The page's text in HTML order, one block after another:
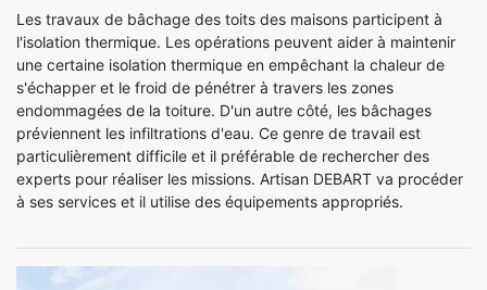
Les travaux de bâchage des toits des maisons participent à
l'isolation thermique. Les opérations peuvent aider à maintenir
une certaine isolation thermique en empêchant la chaleur de
s'échapper et le froid de pénétrer à travers les zones
endommagées de la toiture. D'un autre côté, les bâchages
préviennent les infiltrations d'eau. Ce genre de travail est
particulièrement difficile et il préférable de rechercher des
experts pour réaliser les missions. Artisan DEBART va procéder
à ses services et il utilise des équipements appropriés.